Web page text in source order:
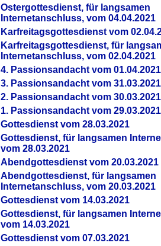
Ostergottesdienst, für langsamen
Internetanschluss, vom 04.04.2021
Karfreitagsgottesdienst vom
Karfreitagsgottesdienst, für
Internetanschluss, vom 02.04.2021
4. Passionsandacht vom 01.04.2021
3. Passionsandacht vom 31.03.2021
2. Passionsandacht vom 30.03.2021
1. Passionsandacht vom 29.03.2021
Gottesdienst vom 28.03.2021
Gottesdienst, für langsamen
vom 28.03.2021
Abendgottesdienst vom 20.03.2021
Abendgottesdienst, für langsamen
Internetanschluss, vom 20.03.2021
Gottesdienst vom 14.03.2021
Gottesdienst, für langsamen
vom 14.03.2021
Gottesdienst vom 07.03.2021